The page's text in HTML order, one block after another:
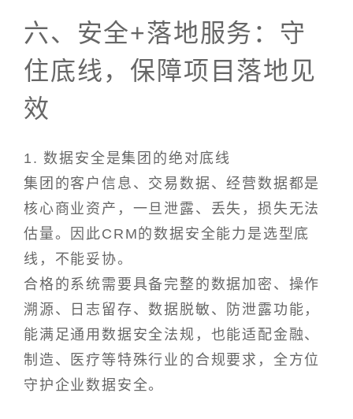
六、安全+落地服务：守
住底线，保障项目落地见
效
1. 数据安全是集团的绝对底线
集团的客户信息、交易数据、经营数据都是
核心商业资产，一旦泄露、丢失，损失无法
估量。因此CRM的数据安全能力是选型底
线，不能妥协。
合格的系统需要具备完整的数据加密、操作
溯源、日志留存、数据脱敏、防泄露功能，
能满足通用数据安全法规，也能适配金融、
制造、医疗等特殊行业的合规要求，全方位
守护企业数据安全。